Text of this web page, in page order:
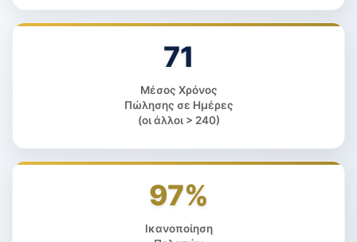
71
Μέσος Χρόνος
Πώλησης σε Ημέρες
(οι άλλοι > 240)
97%
Ικανοποίηση